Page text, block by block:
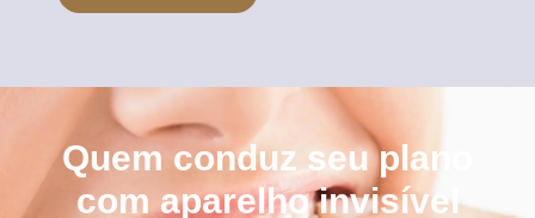
Quem conduz seu plano
com aparelho invisível